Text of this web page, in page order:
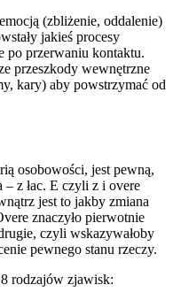
(zbliżenie, oddalenie)
jakieś procesy
po przerwaniu kontaktu.
przeszkody wewnętrzne
kary) aby powstrzymać od
osobowości, jest pewną,
z łac. E czyli z i overe
jest to jakby zmiana
znaczyło pierwotnie
czyli wskazywałoby
pewnego stanu rzeczy.
rodzajów zjawisk: